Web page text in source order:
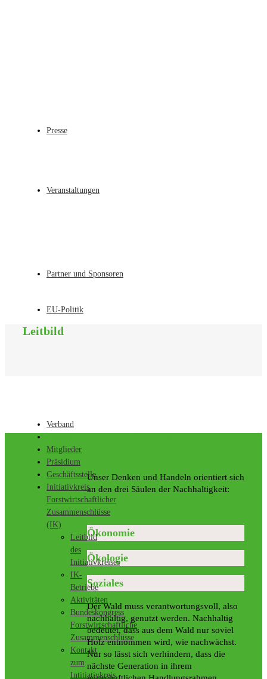
Presse
Veranstaltungen
Partner und Sponsoren
EU-Politik
Leitbild
Unser Denken und Handeln orientiert sich
an den drei Säulen der Nachhaltigkeit:
Ökonomie
Ökologie
Soziales
Der Wald muss verantwortungsvoll, also
nachhaltig, genutzt werden. Nachhaltig
bedeutet, dass aus dem Wald nur soviel
Holz entnommen wird, wie nachwächst.
Nur so lässt sich verhindern, dass die
nächste Generation in ihrem
Verband
Mitglieder
Präsidium
Geschäftsstelle
Initiativkreis
Forstwirtschaftlicher
Zusammenschlüsse
(IK)
Leitbild
des
Initiativkreises
IK-
Betriebe
Aktivitäten
Bundeskongress
Forstwirtschaftliche
Zusammenschlüsse
Kontakt
zum
Intitiativkreis